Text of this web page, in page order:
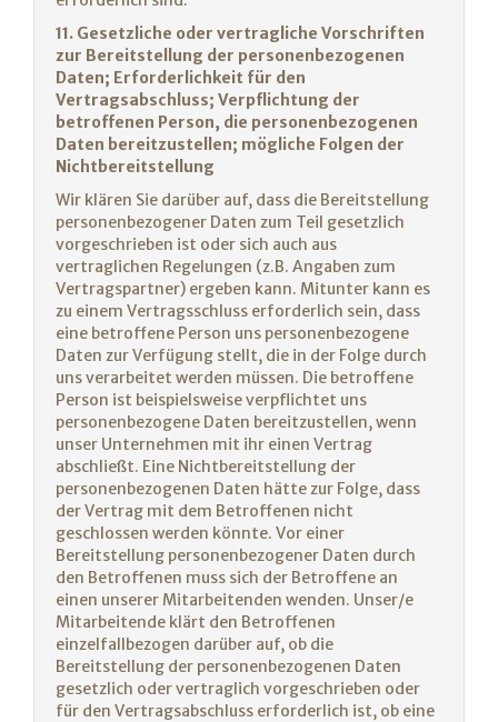
11. Gesetzliche oder vertragliche Vorschriften
zur Bereitstellung der personenbezogenen
Daten; Erforderlichkeit für den
Vertragsabschluss; Verpflichtung der
betroffenen Person, die personenbezogenen
Daten bereitzustellen; mögliche Folgen der
Nichtbereitstellung
Wir klären Sie darüber auf, dass die Bereitstellung
personenbezogener Daten zum Teil gesetzlich
vorgeschrieben ist oder sich auch aus
vertraglichen Regelungen (z.B. Angaben zum
Vertragspartner) ergeben kann. Mitunter kann es
zu einem Vertragsschluss erforderlich sein, dass
eine betroffene Person uns personenbezogene
Daten zur Verfügung stellt, die in der Folge durch
uns verarbeitet werden müssen. Die betroffene
Person ist beispielsweise verpflichtet uns
personenbezogene Daten bereitzustellen, wenn
unser Unternehmen mit ihr einen Vertrag
abschließt. Eine Nichtbereitstellung der
personenbezogenen Daten hätte zur Folge, dass
der Vertrag mit dem Betroffenen nicht
geschlossen werden könnte. Vor einer
Bereitstellung personenbezogener Daten durch
den Betroffenen muss sich der Betroffene an
einen unserer Mitarbeitenden wenden. Unser/e
Mitarbeitende klärt den Betroffenen
einzelfallbezogen darüber auf, ob die
Bereitstellung der personenbezogenen Daten
gesetzlich oder vertraglich vorgeschrieben oder
für den Vertragsabschluss erforderlich ist, ob eine